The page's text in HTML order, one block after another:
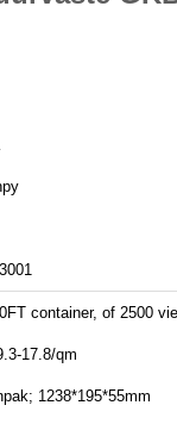
container, of 2500
17.8/qm
1238*195*55mm